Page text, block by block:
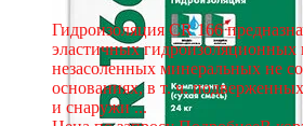
Гидроизоляция CR 166
эластичных
незасоленных минеральных не
основаниях, в т. ч.
и снаружи ...